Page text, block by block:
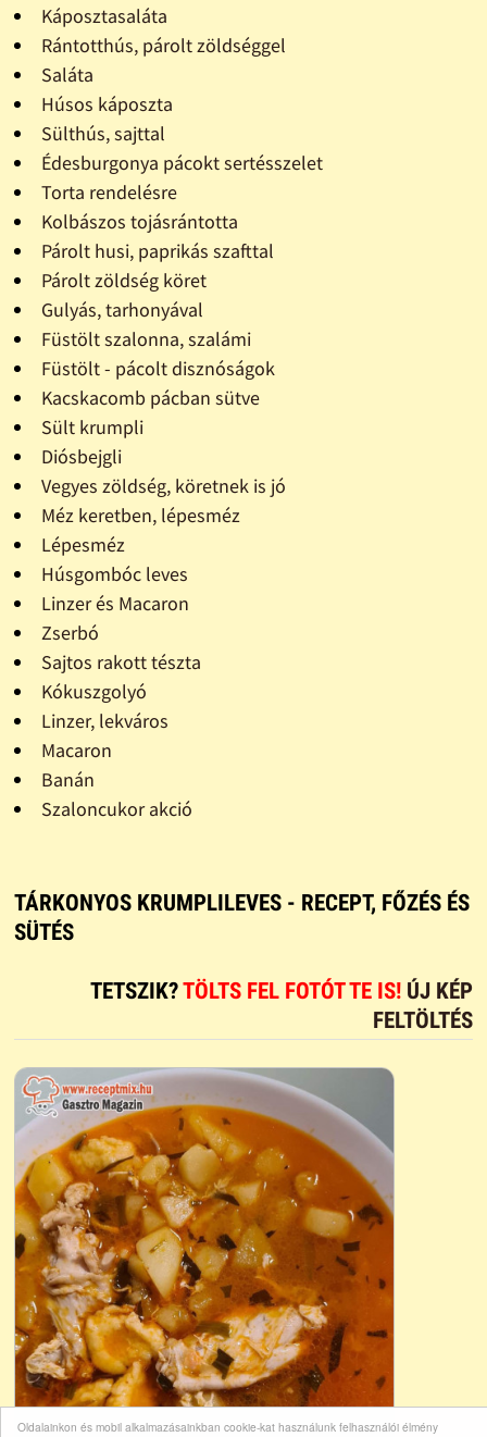
Oldalainkon és mobil alkalmazásainkban cookie-kat használunk felhasználói élmény
Káposztasaláta
Rántotthús, párolt zöldséggel
Saláta
Húsos káposzta
Sülthús, sajttal
Édesburgonya pácokt sertésszelet
Torta rendelésre
Kolbászos tojásrántotta
Párolt husi, paprikás szafttal
Párolt zöldség köret
Gulyás, tarhonyával
Füstölt szalonna, szalámi
Füstölt - pácolt disznóságok
Kacskacomb pácban sütve
Sült krumpli
Diósbejgli
Vegyes zöldség, köretnek is jó
Méz keretben, lépesméz
Lépesméz
Húsgombóc leves
Linzer és Macaron
Zserbó
Sajtos rakott tészta
Kókuszgolyó
Linzer, lekváros
Macaron
Banán
Szaloncukor akció
TÁRKONYOS KRUMPLILEVES - RECEPT, FŐZÉS ÉS
SÜTÉS
TETSZIK?TÖLTS FEL FOTÓT TE IS! ÚJ KÉP
FELTÖLTÉS